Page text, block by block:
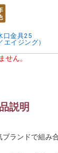
口金具25
エイジング）
ん。
説明
ランドで組み